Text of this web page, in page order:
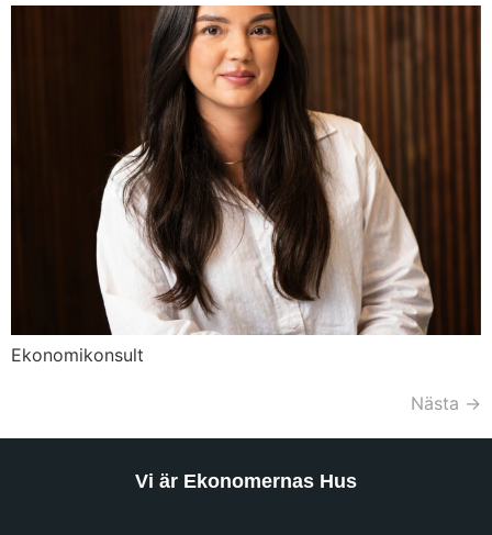
Ekonomikonsult
Nästa →
Vi är Ekonomernas Hus